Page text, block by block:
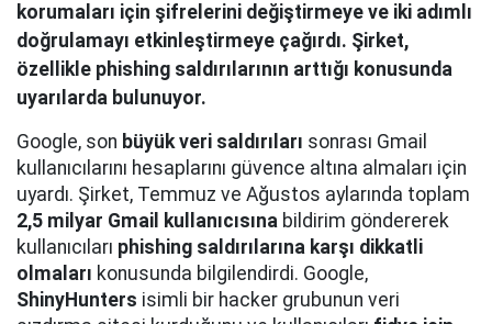
korumaları için şifrelerini değiştirmeye ve iki adımlı
doğrulamayı etkinleştirmeye çağırdı. Şirket,
özellikle phishing saldırılarının arttığı konusunda
uyarılarda bulunuyor.
Google, son büyük veri saldırıları sonrası Gmail
kullanıcılarını hesaplarını güvence altına almaları için
uyardı. Şirket, Temmuz ve Ağustos aylarında toplam
2,5 milyar Gmail kullanıcısına bildirim göndererek
kullanıcıları phishing saldırılarına karşı dikkatli
olmaları konusunda bilgilendirdi. Google,
ShinyHunters isimli bir hacker grubunun veri